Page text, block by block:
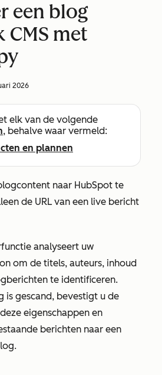
een blog
CMS met
2026
elk van de volgende
, behalve waar vermeld:
en plannen
naar HubSpot te
de URL van een live bericht
analyseert uw
om de titels, auteurs, inhoud
te identificeren.
is gescand, bevestigt u de
eigenschappen en
berichten naar een